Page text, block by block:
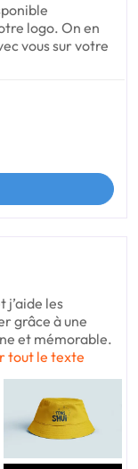
logo. On en
vous sur votre
j’aide les
grâce à une
et mémorable.
tout le texte